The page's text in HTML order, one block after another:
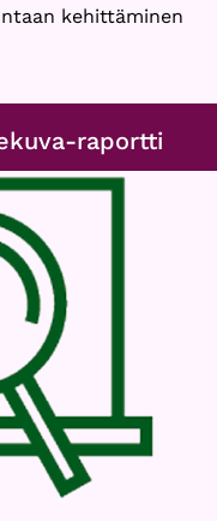
kehittäminen
raportti